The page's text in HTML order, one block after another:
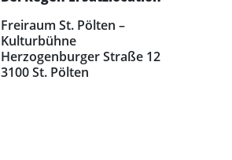
Freiraum St. Pölten –
Kulturbühne
Herzogenburger Straße 12
3100 St. Pölten